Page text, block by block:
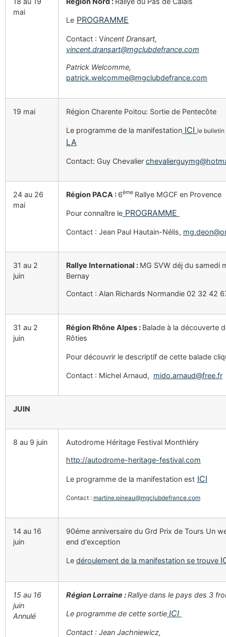
mai
Le PROGRAMME
Contact : Vincent Dransart,
vincent.dransart@mgclubdefrance.com
Patrick Welcomme,
patrick.welcomme@mgclubdefrance.com
19 mai Région Charente Poitou: Sortie de Pentecôte
Le programme de la manifestation ICI le
LA
Contact: Guy Chevalier
24 au 26
mai
Région PACA : 6ème Rallye MGCF en Provence
Pour connaître le PROGRAMME
Contact : Jean Paul Hautain-Nélis,
31 au 2
juin
Rallye International : MG SVW déj du samedi
Bernay
Contact : Alan Richards Normandie 02 32 42
31 au 2
juin
Région Rhône Alpes : Balade à la découverte
Rôties
Pour découvrir le descriptif de cette balade
Contact : Michel Arnaud, mido.arnaud@free.fr
JUIN
8 au 9 juin Autodrome Héritage Festival Monthléry
http://autodrome-heritage-festival.com
Le programme de la manifestation est ICI
Contact : martine.pineau@mgclubdefrance.com
14 au 16
juin
90éme anniversaire du Grd Prix de Tours Un
end d'exception
Le déroulement de la manifestation se trouve
15 au 16
juin
Annulé
Région Lorraine :Rallye dans le pays des 3
Le programme de cette sortie ICI
Contact : Jean Jachniewicz,